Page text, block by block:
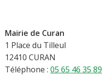
Mairie de Curan
1 Place du Tilleul
12410 CURAN
Téléphone : 05 65 46 35 89